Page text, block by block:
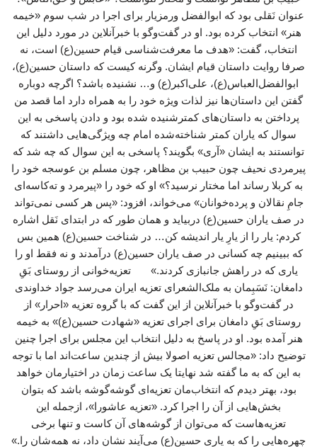
عنوان نَقلی بود که ابوالفضل ورمزیار برای اجرا در شب سوم «خیمه
هنر» انتخاب کرده بود. او در گفت‌وگو با خبرآنلاین در مورد دلیل این
انتخاب، گفت: «هدف ما معرفت‌شناسی قیام حسین(ع) است، نه
صرفا روایت داستان قیام ایشان. وگرنه کیست که داستان حسین(ع)،
ابوالفضل‌العباس(ع)، علی‌اکبر(ع) و… نشنیده باشد؟ اگرچه دوباره
گفتن این داستان‌ها نیز لذات ویژه خود را به همراه دارد اما قصد من
پرداختن به داستان‌های کمترشنیده شده بود و دادن پاسخی به این
سوال که یاران کمتر شناخته‌شده امام چه ویژگی‌هایی داشتند که
توانستند به ایشان «آری» بگویند؟ پاسخی به این سوال که چه شد که
پیرمردی نحیف چون حبیب بن مظاهر، چون مسلم بن عوسجه خود را
به کربلا رساند اما مختار نرسید؟» او که خود را «پیرمرد و ته‌کاسه‌ای
جامِ نقالان و پرده‌خوانان» می‌خواند، افزود: «پس هر کسی نمی‌تواند
در صف یاران حسین(ع) دربیاید و همان ‌طور که در ابتدای نَقل اشاره
کردم: یار را از یارِ یار اندیشه کن… در شناخت حسین(ع) همین بس
که ببینیم چه کسانی در صف یاران حسین(ع) درآمدند و نه فقط او را
یاری که در راهش جانبازی کردند.» تعزیه‌خوانی از روستای بَقِ
دامغان: نَسَبِمان به ملک‌الشعرای تعزیه ایران می‌رسد جواد خداوندی
در گفت‌وگو با خبرآنلاین از این گفت که با گروه تعزیه «احرار» از
روستای بَقِ دامغان برای اجرای تعزیه «شهادت حسین(ع)» به خیمه
هنر آمده بود. او در پاسخ به دلیل انتخاب این مجلس برای اجرا چنین
توضیح داد: «مجالس تعزیه اصولا بیش از چندین ساعت‌اند اما با توجه
به این که به ما گفته شد نهایتا یک ساعت زمان در اختیارمان خواهد
بود، بهتر دیدم که انتخاب‌مان تعزیه‌ای گوشه‌گوشه باشد که بتوان
بخش‌هایی از آن را اجرا کرد. «تعزیه عاشورا»، ازجمله این
تعزیه‌هاست که می‌توان از گوشه‌های آن کاست و تنها برخی
چهره‌هایی را که به یاری حسین(ع) می‌آیند نشان داد، نه همه‌شان را.»